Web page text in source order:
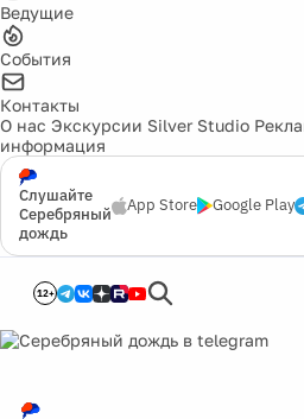
Ведущие
События
Контакты
О нас Экскурсии Silver Studio
информация
Слушайте
Серебряный
дождь
App Store Google Play
12+